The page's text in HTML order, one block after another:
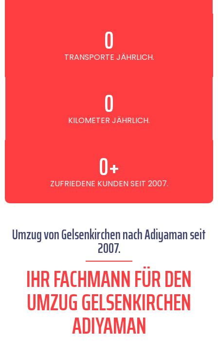
TRANSPORTE JÄHRLICH.
0
KILOMETER JÄHRLICH.
0
ZUFRIEDENE KUNDEN SEIT 2007.
0+
Umzug von Gelsenkirchen nach Adiyaman seit
2007.
IHR FACHMANN FÜR DEN
UMZUG GELSENKIRCHEN
ADIYAMAN